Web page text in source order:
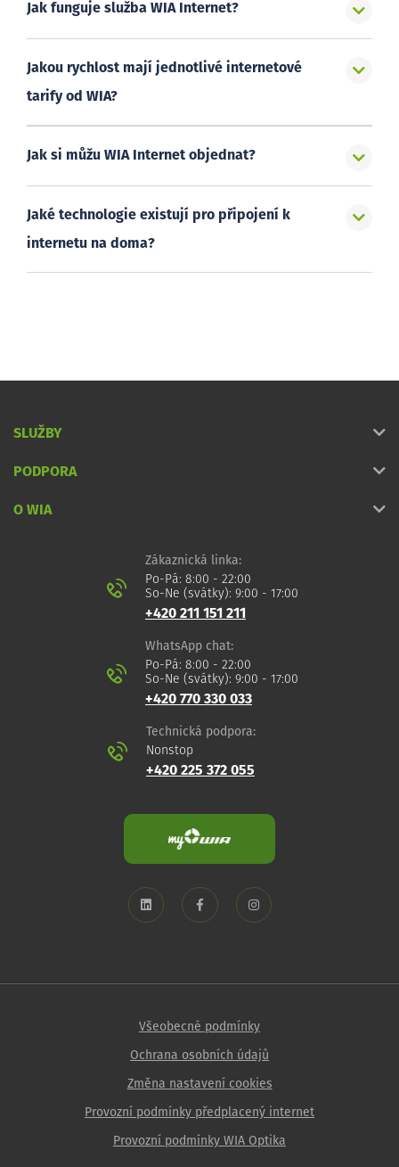
Jak funguje služba WIA Internet?
Jakou rychlost mají jednotlivé internetové
tarify od WIA?
Jak si můžu WIA Internet objednat?
Jaké technologie existují pro připojení k
internetu na doma?
SLUŽBY
PODPORA
O WIA
Zákaznická linka:
Po-Pá: 8:00 - 22:00
So-Ne (svátky): 9:00 - 17:00
+420 211 151 211
WhatsApp chat:
Po-Pá: 8:00 - 22:00
So-Ne (svátky): 9:00 - 17:00
+420 770 330 033
Technická podpora:
Nonstop
+420 225 372 055
Všeobecné podmínky
Ochrana osobních údajů
Změna nastavení cookies
Provozní podmínky předplacený internet
Provozní podmínky WIA Optika